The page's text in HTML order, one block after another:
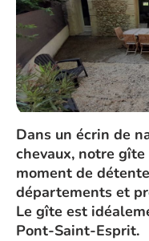
Dans un écrin de
chevaux, notre
moment de
départements et
Le gîte est
Pont-Saint-Esprit.